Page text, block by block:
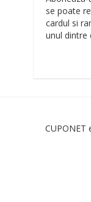
se poate
cardul si
unul dintre